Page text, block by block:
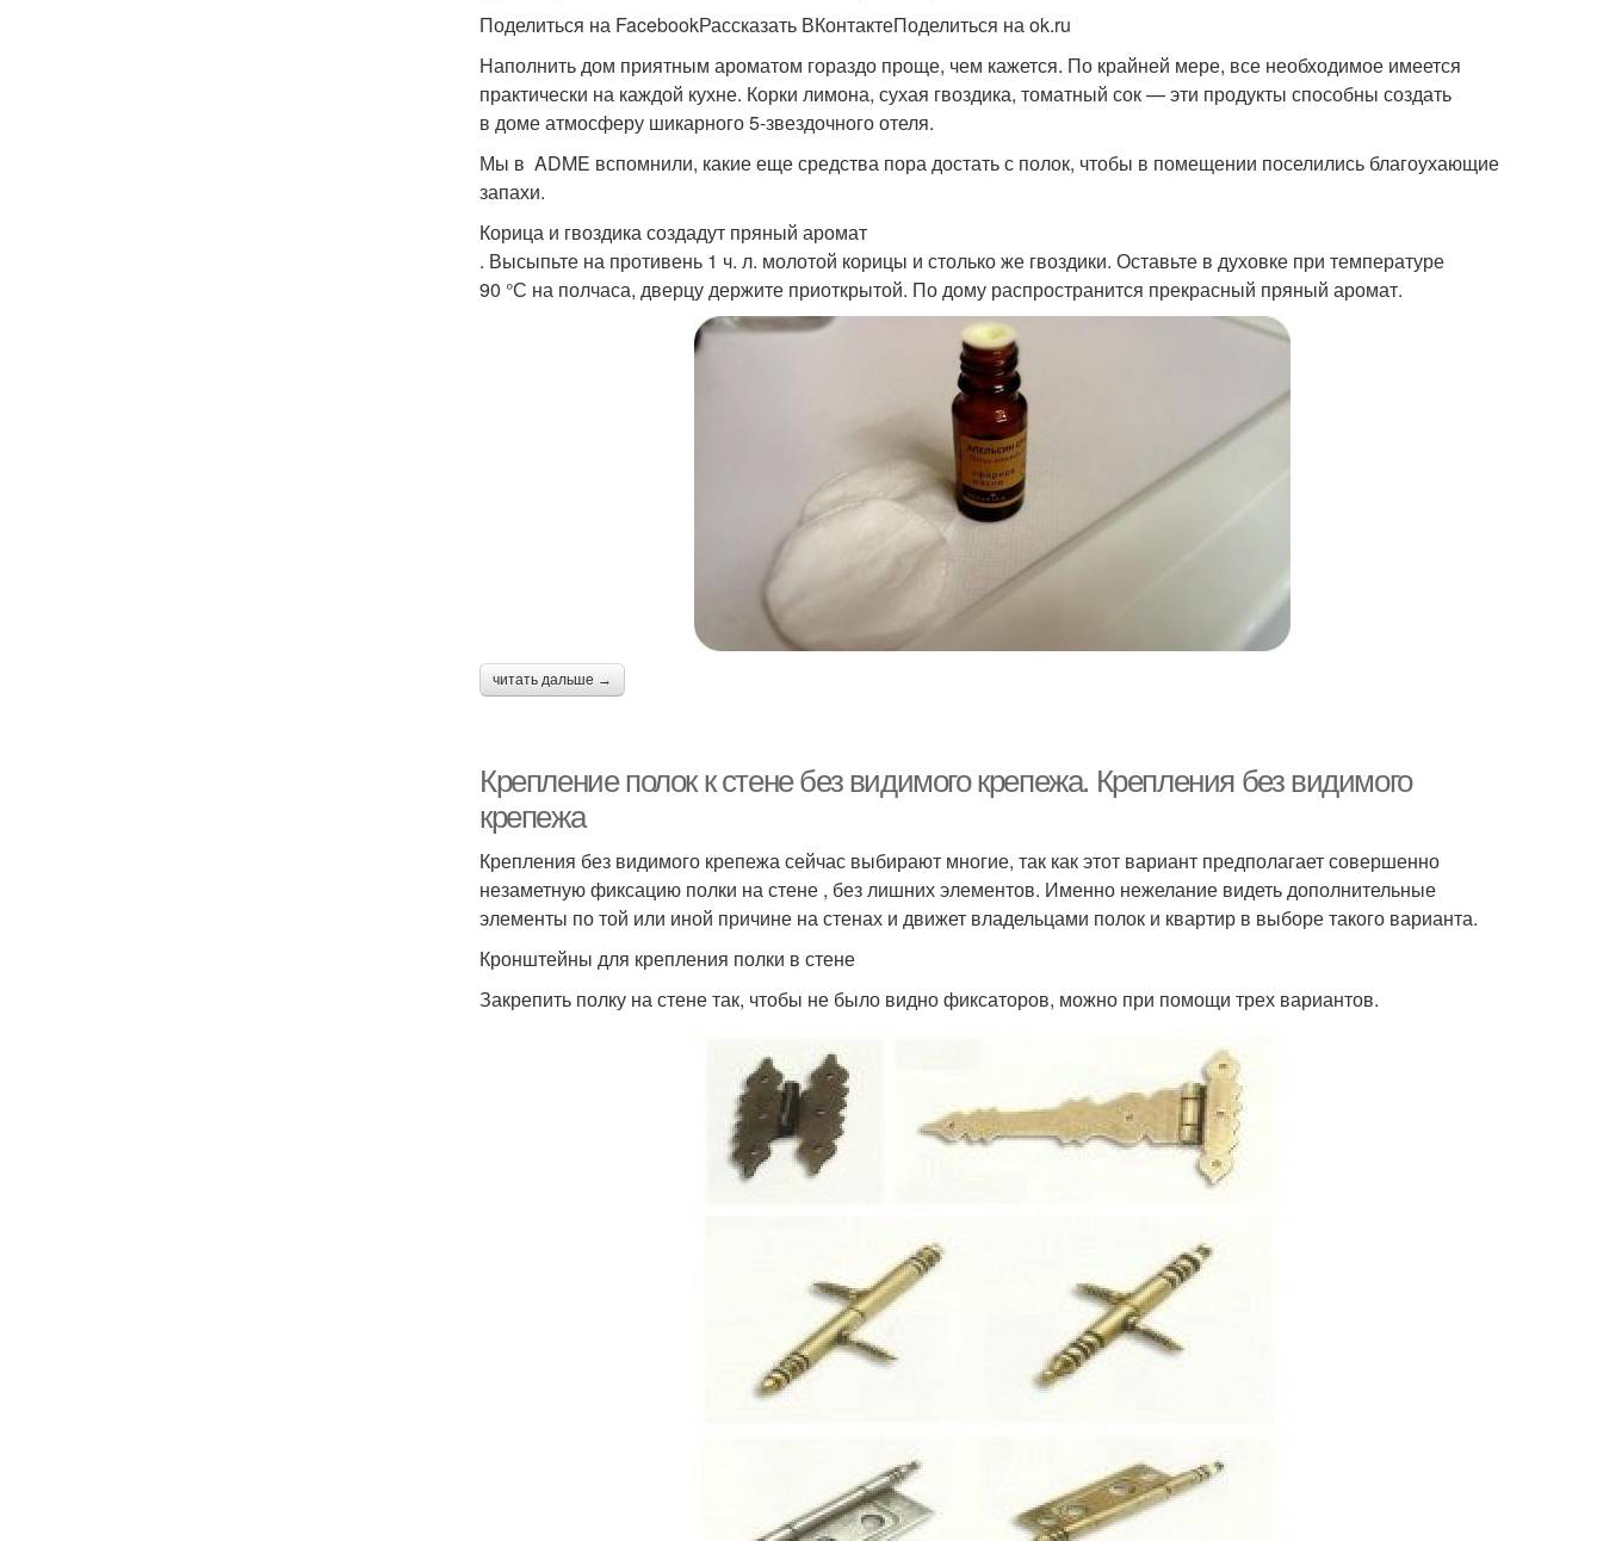
Поделиться на FacebookРассказать ВКонтактеПоделиться на ok.ru
Наполнить дом приятным ароматом гораздо проще, чем кажется. По крайней мере, все необходимое имеется
практически на каждой кухне. Корки лимона, сухая гвоздика, томатный сок — эти продукты способны создать
в доме атмосферу шикарного 5-звездочного отеля.
Мы в ADME вспомнили, какие еще средства пора достать с полок, чтобы в помещении поселились благоухающие
запахи.
Корица и гвоздика создадут пряный аромат
. Высыпьте на противень 1 ч. л. молотой корицы и столько же гвоздики. Оставьте в духовке при температуре
90 °С на полчаса, дверцу держите приоткрытой. По дому распространится прекрасный пряный аромат.
читать дальше →
Крепление полок к стене без видимого крепежа. Крепления без видимого
крепежа
Крепления без видимого крепежа сейчас выбирают многие, так как этот вариант предполагает совершенно
незаметную фиксацию полки на стене , без лишних элементов. Именно нежелание видеть дополнительные
элементы по той или иной причине на стенах и движет владельцами полок и квартир в выборе такого варианта.
Кронштейны для крепления полки в стене
Закрепить полку на стене так, чтобы не было видно фиксаторов, можно при помощи трех вариантов.